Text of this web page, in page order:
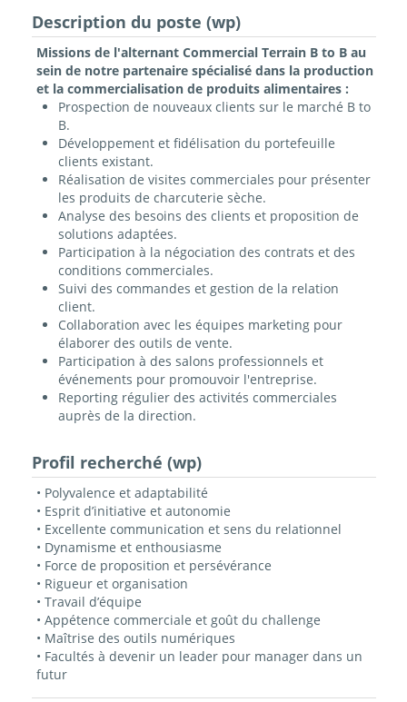
Description du poste (wp)
Missions de l'alternant Commercial Terrain B to B au
sein de notre partenaire spécialisé dans la production
et la commercialisation de produits alimentaires :
Prospection de nouveaux clients sur le marché B to
B.
Développement et fidélisation du portefeuille
clients existant.
Réalisation de visites commerciales pour présenter
les produits de charcuterie sèche.
Analyse des besoins des clients et proposition de
solutions adaptées.
Participation à la négociation des contrats et des
conditions commerciales.
Suivi des commandes et gestion de la relation
client.
Collaboration avec les équipes marketing pour
élaborer des outils de vente.
Participation à des salons professionnels et
événements pour promouvoir l'entreprise.
Reporting régulier des activités commerciales
auprès de la direction.
Profil recherché (wp)
• Polyvalence et adaptabilité
• Esprit d’initiative et autonomie
• Excellente communication et sens du relationnel
• Dynamisme et enthousiasme
• Force de proposition et persévérance
• Rigueur et organisation
• Travail d’équipe
• Appétence commerciale et goût du challenge
• Maîtrise des outils numériques
• Facultés à devenir un leader pour manager dans un
futur